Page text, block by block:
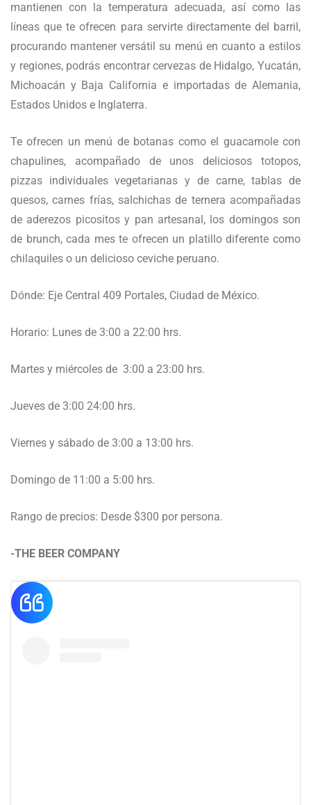
mantienen con la temperatura adecuada, así como las
líneas que te ofrecen para servirte directamente del barril,
procurando mantener versátil su menú en cuanto a estilos
y regiones, podrás encontrar cervezas de Hidalgo, Yucatán,
Michoacán y Baja California e importadas de Alemania,
Estados Unidos e Inglaterra.
Te ofrecen un menú de botanas como el guacamole con
chapulines, acompañado de unos deliciosos totopos,
pizzas individuales vegetarianas y de carne, tablas de
quesos, carnes frías, salchichas de ternera acompañadas
de aderezos picositos y pan artesanal, los domingos son
de brunch, cada mes te ofrecen un platillo diferente como
chilaquiles o un delicioso ceviche peruano.
Dónde: Eje Central 409 Portales, Ciudad de México.
Horario: Lunes de 3:00 a 22:00 hrs.
Martes y miércoles de 3:00 a 23:00 hrs.
Jueves de 3:00 24:00 hrs.
Viernes y sábado de 3:00 a 13:00 hrs.
Domingo de 11:00 a 5:00 hrs.
Rango de precios: Desde $300 por persona.
-THE BEER COMPANY